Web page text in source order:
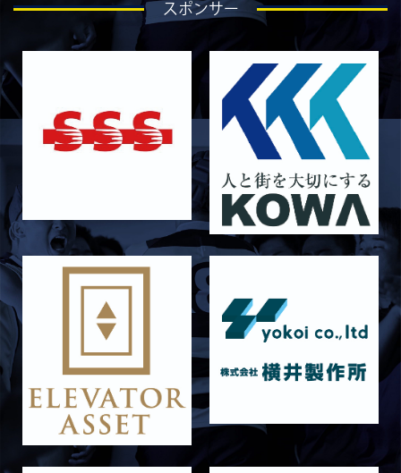
2026/05/08
試合情報
5/9 京都チャレンジリーグ vs同志社大学1回生
5月10日 龍谷大学AB メンバー表
2026/05/03
試合情報
5月9日 立命ラグビー祭 メンバー表
試合情報
5月4日 定期戦 中央大学 メンバー表
2026/05/02
試合情報
5月3日 筑波大学 メンバー表
2026/04/25
試合情報
4月26日 亀岡ラグビー祭 同志社大学
2026/04/11
試合情報
4月12日 天理大学AB メンバー表
2025/12/12
試合情報
12月13日 大阪体育大学 メンバー表
2025/11/29 試合情報
スポンサー